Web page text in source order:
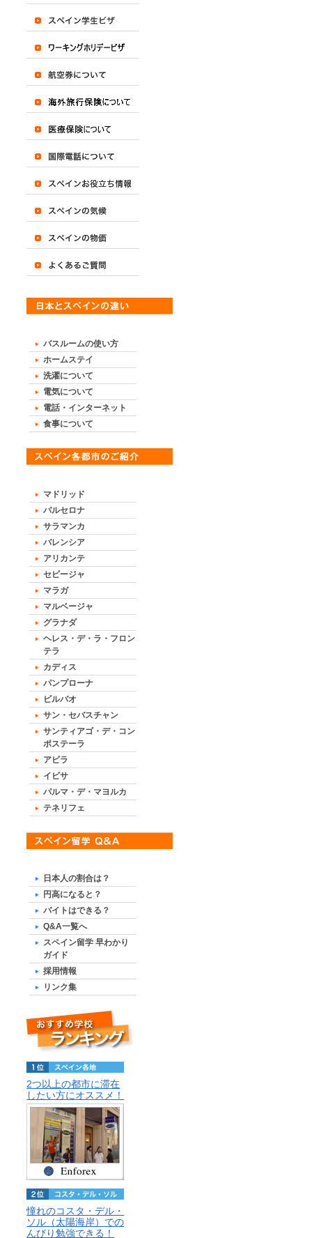
バスルームの使い方
ホームステイ
洗濯について
電気について
電話・インターネット
食事について
マドリッド
バルセロナ
サラマンカ
バレンシア
アリカンテ
セビージャ
マラガ
マルベージャ
グラナダ
ヘレス・デ・ラ・フロン
テラ
カディス
パンプローナ
ビルバオ
サン・セバスチャン
サンティアゴ・デ・コン
ポステーラ
アビラ
イビサ
パルマ・デ・マヨルカ
テネリフェ
日本人の割合は？
円高になると？
バイトはできる？
Q&A一覧へ
スペイン留学 早わかり
ガイド
採用情報
リンク集
2つ以上の都市に滞在
したい方にオススメ！
憧れのコスタ・デル・
ソル（太陽海岸）での
んびり勉強できる！